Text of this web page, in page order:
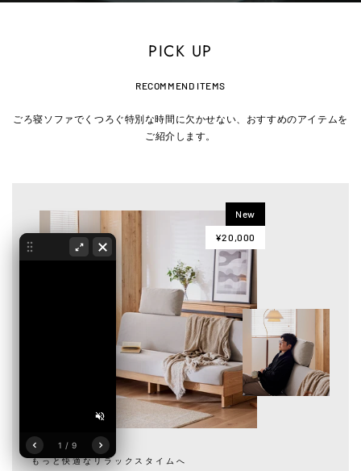
1 / 9
PICK UP
RECOMMEND ITEMS
ごろ寝ソファでくつろぐ特別な時間に欠かせない、おすすめのアイテムを
ご紹介します。
もっと快適なリラックスタイムへ
New
¥20,000